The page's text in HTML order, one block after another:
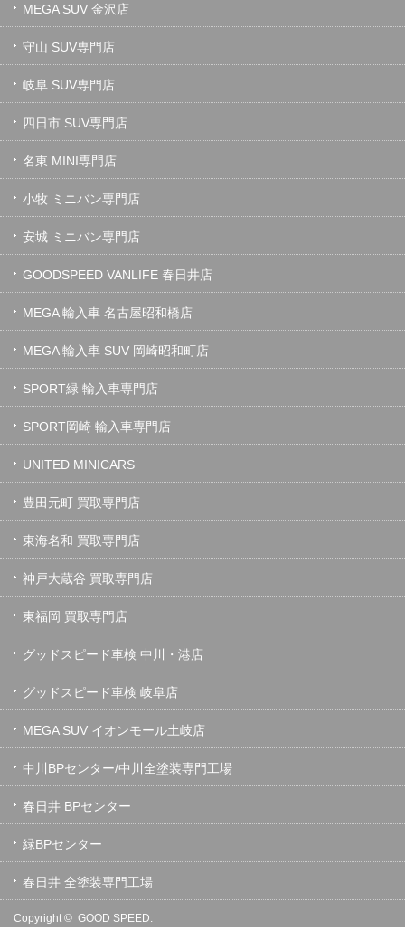
MEGA SUV 金沢店
守山 SUV専門店
岐阜 SUV専門店
四日市 SUV専門店
名東 MINI専門店
小牧 ミニバン専門店
安城 ミニバン専門店
GOODSPEED VANLIFE 春日井店
MEGA 輸入車 名古屋昭和橋店
MEGA 輸入車 SUV 岡崎昭和町店
SPORT緑 輸入車専門店
SPORT岡崎 輸入車専門店
UNITED MINICARS
豊田元町 買取専門店
東海名和 買取専門店
神戸大蔵谷 買取専門店
東福岡 買取専門店
グッドスピード車検 中川・港店
グッドスピード車検 岐阜店
MEGA SUV イオンモール土岐店
中川BPセンター/中川全塗装専門工場
春日井 BPセンター
緑BPセンター
春日井 全塗装専門工場
Copyright © GOOD SPEED.